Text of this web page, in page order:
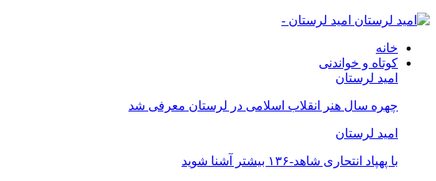
امید لرستان -
خانه
کوتاه و خواندنی
امید لرستان
چهره سال هنر انقلاب اسلامی در لرستان معرفی شد
امید لرستان
با پهپاد انتحاری شاهد-۱۳۶ بیشتر آشنا شوید